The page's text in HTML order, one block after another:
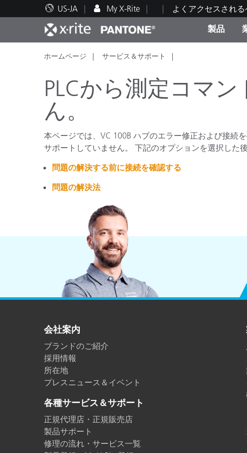
US-JA My X-Rite よくアクセスされ
製品
人気製品ランキング
印刷＆パッケージ印刷
自動車
プラスチック
テキスタ
テクニカルサポート
教育関連資料
ブランド
ホームページ サービス＆サポート
PLCから測定コマ
ん。
本ページでは、VC 100B ハブのエラー修正および接続
サポートしていません。 下記のオプションを選択した
問題の解決する前に接続を確認する
問題の解決法
会社案内
ブランドのご紹介
採用情報
所在地
プレスニュース＆イベント
各種サービス＆サポート
正規代理店・正規販売店
製品サポート
修理の流れ・サービス一覧